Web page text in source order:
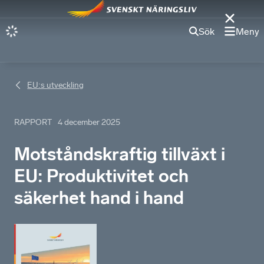
Sök Meny
EU:s utveckling
RAPPORT 4 december 2025
Motståndskraftig tillväxt i
EU: Produktivitet och
säkerhet hand i hand